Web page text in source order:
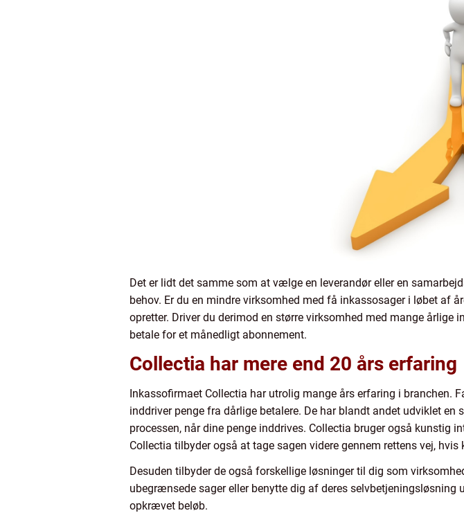
Det er lidt det samme som at vælge en leverandør eller en
behov. Er du en mindre virksomhed med få inkassosager i løbet af
opretter. Driver du derimod en større virksomhed med mange
betale for et månedligt abonnement.
Collectia har mere end 20 års erfaring
Inkassofirmaet Collectia har utrolig mange års erfaring i branchen.
inddriver penge fra dårlige betalere. De har blandt andet udviklet
processen, når dine penge inddrives. Collectia bruger også
Collectia tilbyder også at tage sagen videre gennem rettens vej,
Desuden tilbyder de også forskellige løsninger til dig som
ubegrænsede sager eller benytte dig af deres selvbetjeningsløsning
opkrævet beløb.